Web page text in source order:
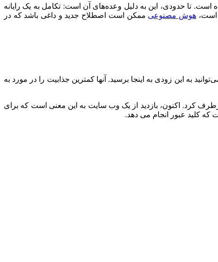
تا حدودی، این به دلیل وعده‌های آن است: تکامل به یک رایانه
هوش مصنوعی ممکن است اصطلاح جدید و داغی باشد که در
آنها کمترین جذابیت را در مورد به
اکنون، بازدید از یک وب سایت به این معنی است که برای
که کلید عبور انجام می دهد.